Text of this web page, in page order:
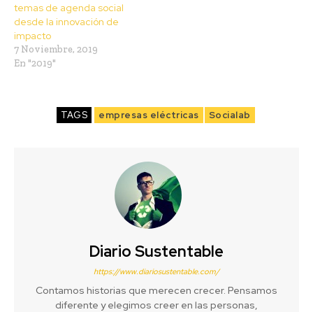
temas de agenda social
desde la innovación de
impacto
7 Noviembre, 2019
En "2019"
TAGS empresas eléctricas Socialab
Diario Sustentable
https://www.diariosustentable.com/
Contamos historias que merecen crecer. Pensamos
diferente y elegimos creer en las personas,